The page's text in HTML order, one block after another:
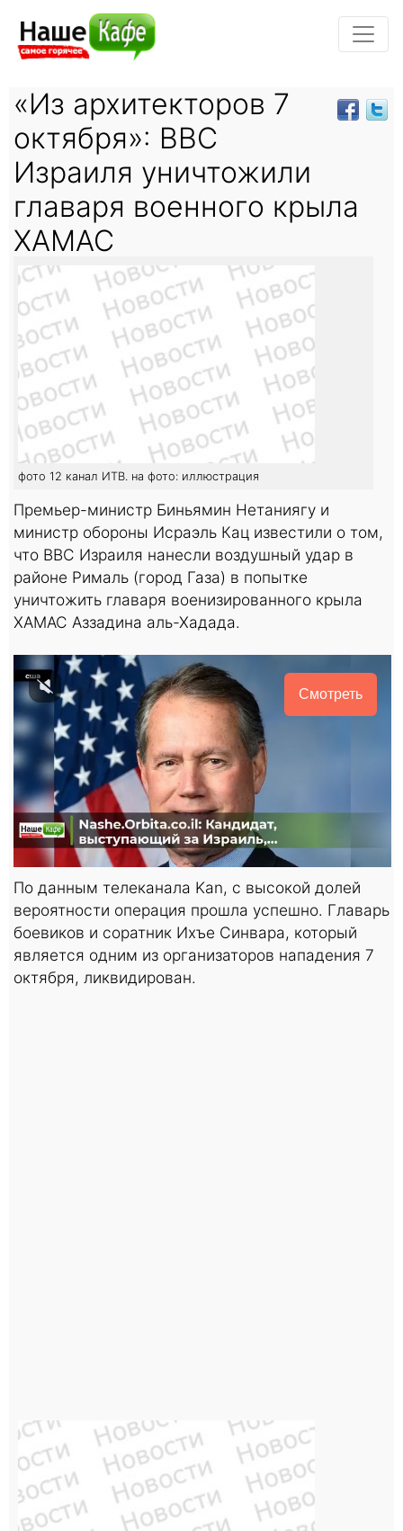
«Из архитекторов 7
октября»: ВВС
Израиля уничтожили
главаря военного крыла
ХАМАС
фото 12 канал ИТВ. на фото: иллюстрация
Премьер-министр Биньямин Нетаниягу и
министр обороны Исраэль Кац известили о том,
что ВВС Израиля нанесли воздушный удар в
районе Рималь (город Газа) в попытке
уничтожить главаря военизированного крыла
ХАМАС Аззадина аль-Хадада.
Смотреть
По данным телеканала Kan, с высокой долей
вероятности операция прошла успешно. Главарь
боевиков и соратник Ихъе Синвара, который
является одним из организаторов нападения 7
октября, ликвидирован.